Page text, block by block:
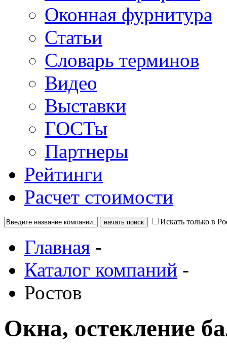
Оконная фурнитура
Статьи
Словарь терминов
Видео
Выставки
ГОСТы
Партнеры
Рейтинги
Расчет стоимости
Искать только в
Главная -
Каталог компаний -
Ростов
Окна, остекление